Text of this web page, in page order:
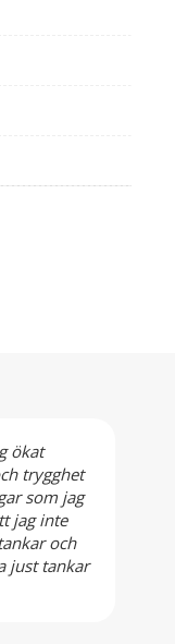
ökat
trygghet
som jag
jag inte
och
just tankar